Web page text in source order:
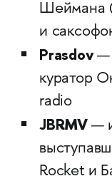
Шеймана
и
Prasdov—
куратор
radio
JBRMV —
Rocket и